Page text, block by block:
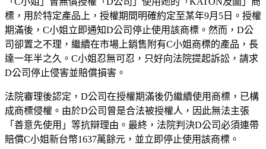
標，用於特定產品上，授權期間明確約定至某年9月5日。授權
期滿後，C小姐立即通知D公司停止使用該商標。然而，D公
司卻置之不理，繼續在市場上銷售附有C小姐商標的產品，長
達一年半之久。C小姐忍無可忍，只好向法院提起訴訟，請求
D公司停止侵害並賠償損害。
法院審理後認定，D公司在授權期滿後仍繼續使用商標，已構
成商標侵權。由於D公司曾是合法被授權人，因此無法主張
「善意先使用」等抗辯理由。最終，法院判決D公司必須連帶
賠償C小姐新台幣1637萬餘元，並立即停止使用該商標。